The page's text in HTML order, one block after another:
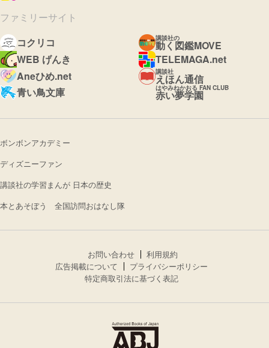
ファミリーサイト
コクリコ
講談社の
動く図鑑MOVE
WEB げんき
TELEMAGA.net
Aneひめ.net
講談社
えほん通信
青い鳥文庫
はやみねかおる FAN CLUB
赤い夢学園
ボンボンアカデミー
ディズニーファン
講談社の学習まんが 日本の歴史
本とあそぼう 全国訪問おはなし隊
お問い合わせ
利用規約
広告掲載について
プライバシーポリシー
特定商取引法に基づく表記